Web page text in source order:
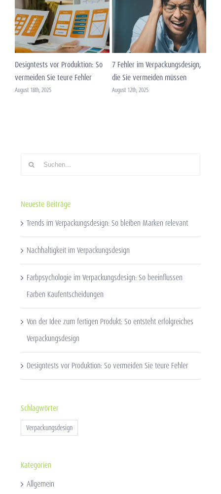
Designtests vor Produktion: So
vermeiden Sie teure Fehler
August 18th, 2025
7 Fehler im Verpackungsdesign,
die Sie vermeiden müssen
August 12th, 2025
Suche
Neueste Beiträge
Trends im Verpackungsdesign: So bleiben Marken relevant
Nachhaltigkeit im Verpackungsdesign
Farbpsychologie im Verpackungsdesign: So beeinflussen
Farben Kaufentscheidungen
Von der Idee zum fertigen Produkt: So entsteht erfolgreiches
Verpackungsdesign
Designtests vor Produktion: So vermeiden Sie teure Fehler
Schlagwörter
Verpackungsdesign
Kategorien
Allgemein